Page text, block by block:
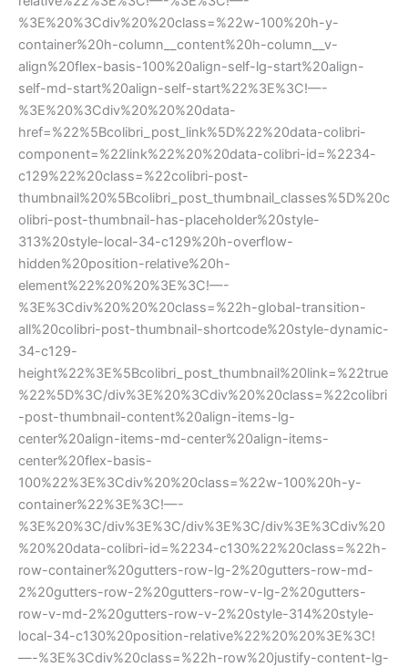
%3E%20%3Cdiv%20%20class=%22w-100%20h-y-
container%20h-column__content%20h-column__v-
align%20flex-basis-100%20align-self-lg-start%20align-
self-md-start%20align-self-start%22%3E%3C!—-
%3E%20%3Cdiv%20%20%20data-
href=%22%5Bcolibri_post_link%5D%22%20data-colibri-
component=%22link%22%20%20data-colibri-id=%2234-
c129%22%20class=%22colibri-post-
thumbnail%20%5Bcolibri_post_thumbnail_classes%5D%20c
olibri-post-thumbnail-has-placeholder%20style-
313%20style-local-34-c129%20h-overflow-
hidden%20position-relative%20h-
element%22%20%20%3E%3C!—-
%3E%3Cdiv%20%20%20class=%22h-global-transition-
all%20colibri-post-thumbnail-shortcode%20style-dynamic-
34-c129-
height%22%3E%5Bcolibri_post_thumbnail%20link=%22true
%22%5D%3C/div%3E%20%3Cdiv%20%20class=%22colibri
-post-thumbnail-content%20align-items-lg-
center%20align-items-md-center%20align-items-
center%20flex-basis-
100%22%3E%3Cdiv%20%20class=%22w-100%20h-y-
container%22%3E%3C!—-
%3E%20%3C/div%3E%3C/div%3E%3C/div%3E%3Cdiv%20
%20%20data-colibri-id=%2234-c130%22%20class=%22h-
row-container%20gutters-row-lg-2%20gutters-row-md-
2%20gutters-row-2%20gutters-row-v-lg-2%20gutters-
row-v-md-2%20gutters-row-v-2%20style-314%20style-
local-34-c130%20position-relative%22%20%20%3E%3C!
—-%3E%3Cdiv%20class=%22h-row%20justify-content-lg-